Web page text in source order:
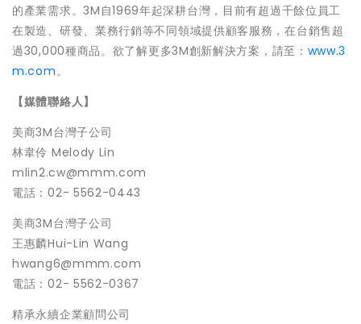
的產業需求。3M自1969年起深耕台灣， 目前有超過千餘位員工
在製造、研發、 業務行銷等不同領域提供顧客服務，在台銷售超
過30,000種商品。欲了解更多3M創新解決方案，請至： www.3
m.com。
【媒體聯絡人】
美商3M台灣子公司
林韋伶 Melody Lin
mlin2.cw@mmm.com
電話：02- 5562-0443
美商3M台灣子公司
王惠麟Hui-Lin Wang
hwang6@mmm.com
電話：02- 5562-0367
精承永續企業顧問公司